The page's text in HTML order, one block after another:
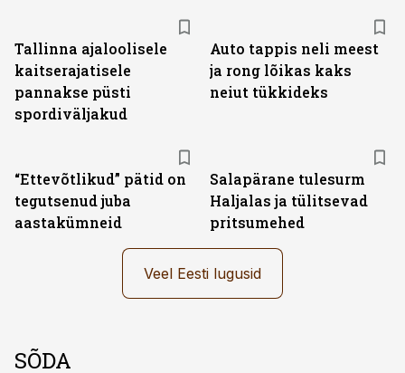
Tallinna ajaloolisele
kaitserajatisele
pannakse püsti
spordiväljakud
Auto tappis neli meest
ja rong lõikas kaks
neiut tükkideks
“Ettevõtlikud” pätid on
tegutsenud juba
aastakümneid
Salapärane tulesurm
Haljalas ja tülitsevad
pritsumehed
Veel Eesti lugusid
SÕDA